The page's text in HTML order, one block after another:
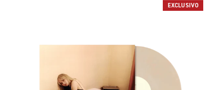
EXCLUSIVO